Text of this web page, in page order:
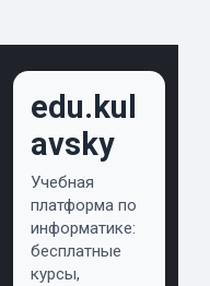
edu.kul
avsky
Учебная
платформа по
информатике:
бесплатные
курсы,